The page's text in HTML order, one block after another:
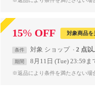
15% OFF 対象商品を
条件 対象 ショップ 2 点以
期間 8月11日 (Tue) 23:59ま
※返品により条件を満たさない場